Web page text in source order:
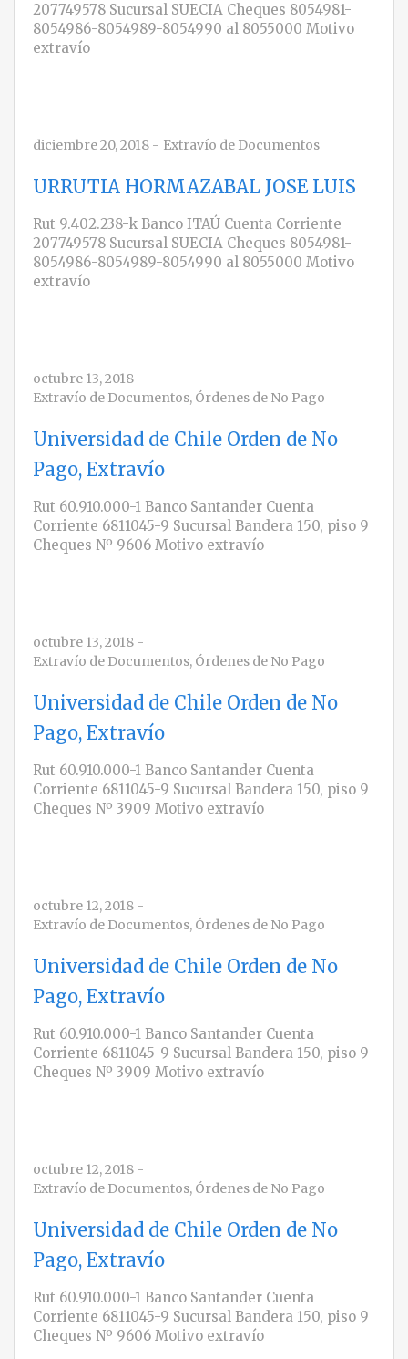
207749578 Sucursal SUECIA Cheques 8054981-
8054986-8054989-8054990 al 8055000 Motivo
extravío
diciembre 20, 2018 - Extravío de Documentos
URRUTIA HORMAZABAL JOSE LUIS
Rut 9.402.238-k Banco ITAÚ Cuenta Corriente
207749578 Sucursal SUECIA Cheques 8054981-
8054986-8054989-8054990 al 8055000 Motivo
extravío
octubre 13, 2018 -
Extravío de Documentos, Órdenes de No Pago
Universidad de Chile Orden de No
Pago, Extravío
Rut 60.910.000-1 Banco Santander Cuenta
Corriente 6811045-9 Sucursal Bandera 150, piso 9
Cheques Nº 9606 Motivo extravío
octubre 13, 2018 -
Extravío de Documentos, Órdenes de No Pago
Universidad de Chile Orden de No
Pago, Extravío
Rut 60.910.000-1 Banco Santander Cuenta
Corriente 6811045-9 Sucursal Bandera 150, piso 9
Cheques Nº 3909 Motivo extravío
octubre 12, 2018 -
Extravío de Documentos, Órdenes de No Pago
Universidad de Chile Orden de No
Pago, Extravío
Rut 60.910.000-1 Banco Santander Cuenta
Corriente 6811045-9 Sucursal Bandera 150, piso 9
Cheques Nº 3909 Motivo extravío
octubre 12, 2018 -
Extravío de Documentos, Órdenes de No Pago
Universidad de Chile Orden de No
Pago, Extravío
Rut 60.910.000-1 Banco Santander Cuenta
Corriente 6811045-9 Sucursal Bandera 150, piso 9
Cheques Nº 9606 Motivo extravío